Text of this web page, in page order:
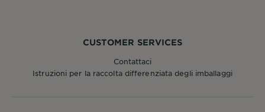
CUSTOMER SERVICES
Contattaci
Istruzioni per la raccolta differenziata degli imballaggi